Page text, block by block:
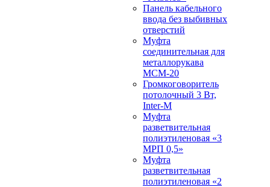
Панель кабельного
ввода без выбивных
отверстий
Муфта
соединительная для
металлорукава
МСМ-20
Громкоговоритель
потолочный 3 Вт,
Inter-M
Муфта
разветвительная
полиэтиленовая «3
МРП 0,5»
Муфта
разветвительная
полиэтиленовая «2